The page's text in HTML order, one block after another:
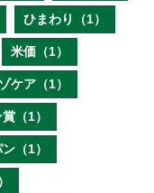
ひまわり（1）
米価（1）
ケア（1）
（1）
（1）